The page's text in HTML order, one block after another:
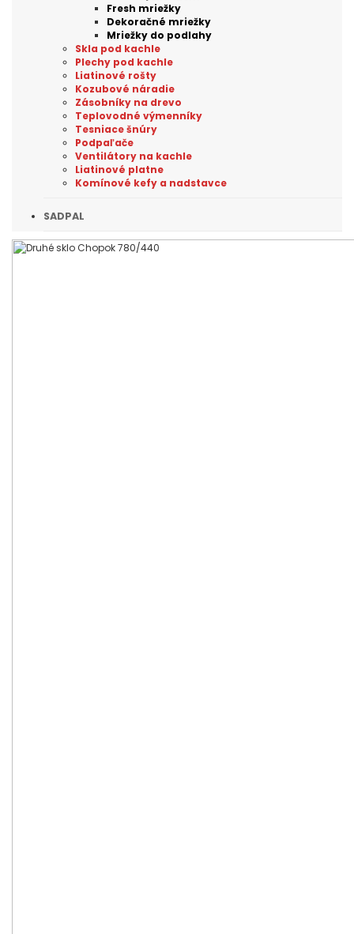
Fresh mriežky
Dekoračné mriežky
Mriežky do podlahy
Skla pod kachle
Plechy pod kachle
Liatinové rošty
Kozubové náradie
Zásobníky na drevo
Teplovodné výmenníky
Tesniace šnúry
Podpaľače
Ventilátory na kachle
Liatinové platne
Komínové kefy a nadstavce
SADPAL